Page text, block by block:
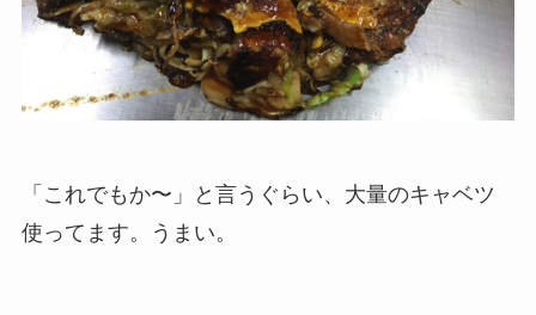
「これでもか〜」と言うぐらい、大量のキャベツ
使ってます。うまい。